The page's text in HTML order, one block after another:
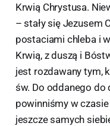
Krwią Chrystusa.
– stały się Jezusem
postaciami chleba i
Krwią, z duszą i
jest rozdawany tym,
św. Do oddanego do
powinniśmy w
jeszcze samych